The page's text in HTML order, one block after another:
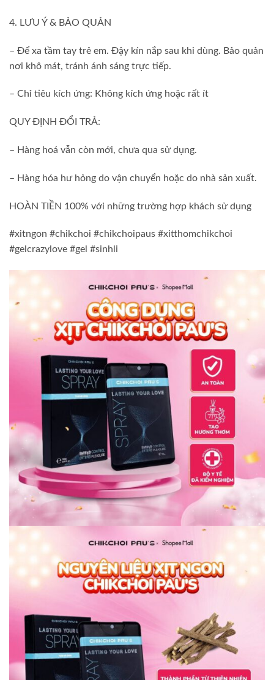
4. LƯU Ý & BẢO QUẢN
– Để xa tầm tay trẻ em. Đậy kín nắp sau khi dùng. Bảo quản
nơi khô mát, tránh ánh sáng trực tiếp.
– Chỉ tiêu kích ứng: Không kích ứng hoặc rất ít
QUY ĐỊNH ĐỔI TRẢ:
– Hàng hoá vẫn còn mới, chưa qua sử dụng.
– Hàng hóa hư hỏng do vận chuyển hoặc do nhà sản xuất.
HOÀN TIỀN 100% với những trường hợp khách sử dụng
#xitngon #chikchoi #chikchoipaus #xitthomchikchoi
#gelcrazylove #gel #sinhli